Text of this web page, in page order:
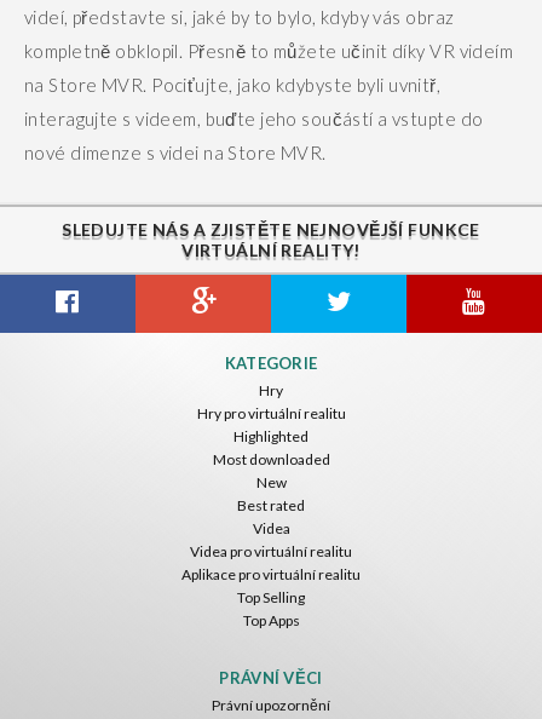
videí, představte si, jaké by to bylo, kdyby vás obraz
kompletně obklopil. Přesně to můžete učinit díky VR videím
na Store MVR. Pociťujte, jako kdybyste byli uvnitř,
interagujte s videem, buďte jeho součástí a vstupte do
nové dimenze s videi na Store MVR.
SLEDUJTE NÁS A ZJISTĚTE NEJNOVĚJŠÍ FUNKCE
VIRTUÁLNÍ REALITY!
KATEGORIE
Hry
Hry pro virtuální realitu
Highlighted
Most downloaded
New
Best rated
Videa
Videa pro virtuální realitu
Aplikace pro virtuální realitu
Top Selling
Top Apps
PRÁVNÍ VĚCI
Právní upozornění